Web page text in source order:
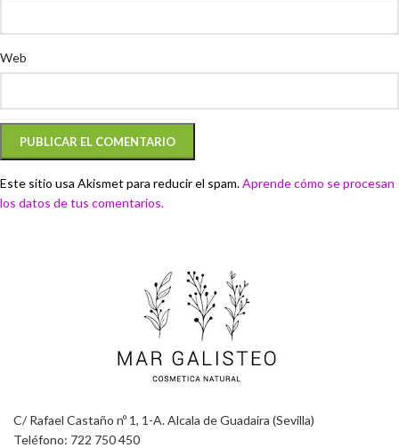
Web
Este sitio usa Akismet para reducir el spam.Aprende cómo se procesan
los datos de tus comentarios.
C/ Rafael Castaño nº 1, 1-A. Alcala de Guadaira (Sevilla)
Teléfono: 722 750 450